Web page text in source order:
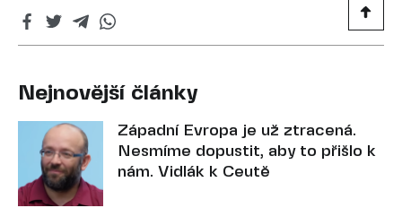
Nejnovější články
Západní Evropa je už ztracená.
Nesmíme dopustit, aby to přišlo k
nám. Vidlák k Ceutě